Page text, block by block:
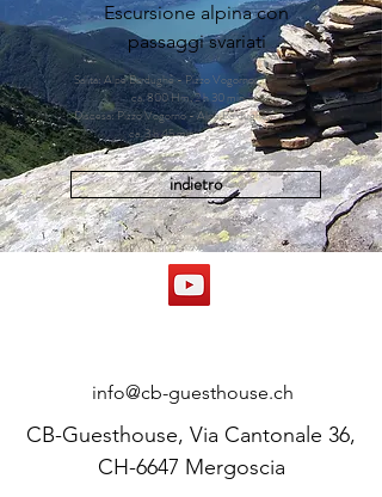
Escursione alpina con
passaggi svariati
Salita: Alpe Bardughè - Pizzo Vogorno,
ca. 800 Hm, 2 h 30 min.
Discesa: Pizzo Vogorno - Alpe Bardughè,
ca. 3 h 45 min.
indietro
info@cb-guesthouse.ch
CB-Guesthouse, Via Cantonale 36,
CH-6647 Mergoscia